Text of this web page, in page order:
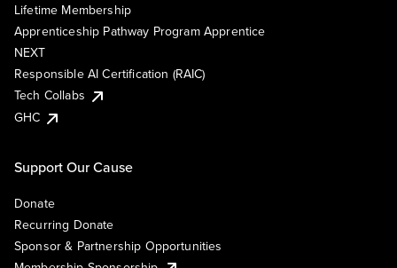
Lifetime Membership
Apprenticeship Pathway Program Apprentice
NEXT
Responsible AI Certification (RAIC)
Tech Collabs
GHC
Support Our Cause
Donate
Recurring Donate
Sponsor & Partnership Opportunities